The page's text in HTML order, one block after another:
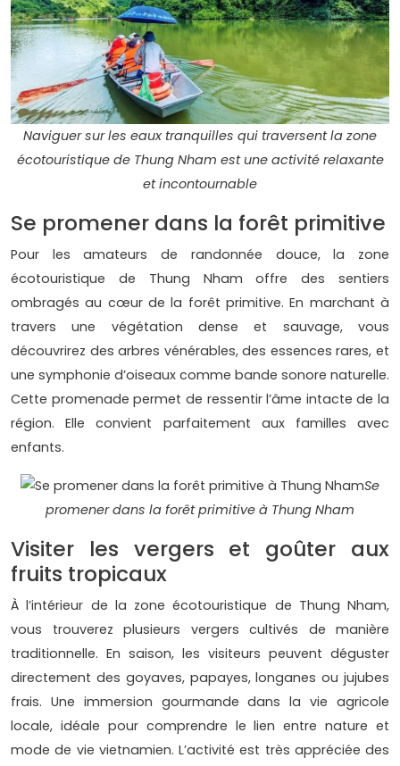
Naviguer sur les eaux tranquilles qui traversent la zone
écotouristique de Thung Nham est une activité relaxante
et incontournable
Se promener dans la forêt primitive
Pour les amateurs de randonnée douce, la zone
écotouristique de Thung Nham offre des sentiers
ombragés au cœur de la forêt primitive. En marchant à
travers une végétation dense et sauvage, vous
découvrirez des arbres vénérables, des essences rares, et
une symphonie d’oiseaux comme bande sonore naturelle.
Cette promenade permet de ressentir l’âme intacte de la
région. Elle convient parfaitement aux familles avec
enfants.
Se
promener dans la forêt primitive à Thung Nham
Visiter les vergers et goûter aux
fruits tropicaux
À l’intérieur de la zone écotouristique de Thung Nham,
vous trouverez plusieurs vergers cultivés de manière
traditionnelle. En saison, les visiteurs peuvent déguster
directement des goyaves, papayes, longanes ou jujubes
frais. Une immersion gourmande dans la vie agricole
locale, idéale pour comprendre le lien entre nature et
mode de vie vietnamien. L’activité est très appréciée des